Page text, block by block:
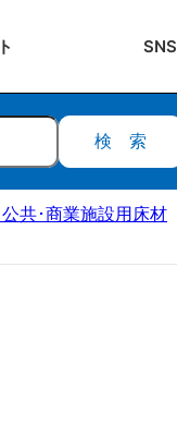
SNS
検索
共･商業施設用床材